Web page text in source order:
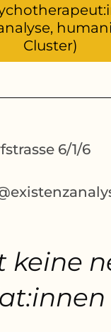
Cluster)
6/1/6
keine